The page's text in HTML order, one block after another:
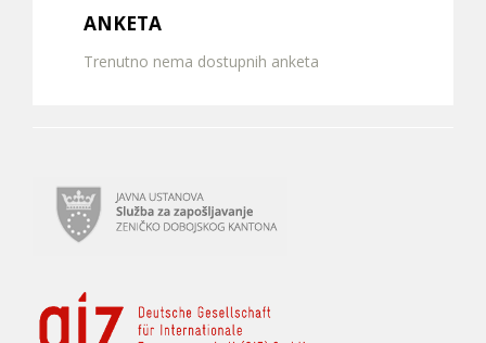
ANKETA
Trenutno nema dostupnih anketa